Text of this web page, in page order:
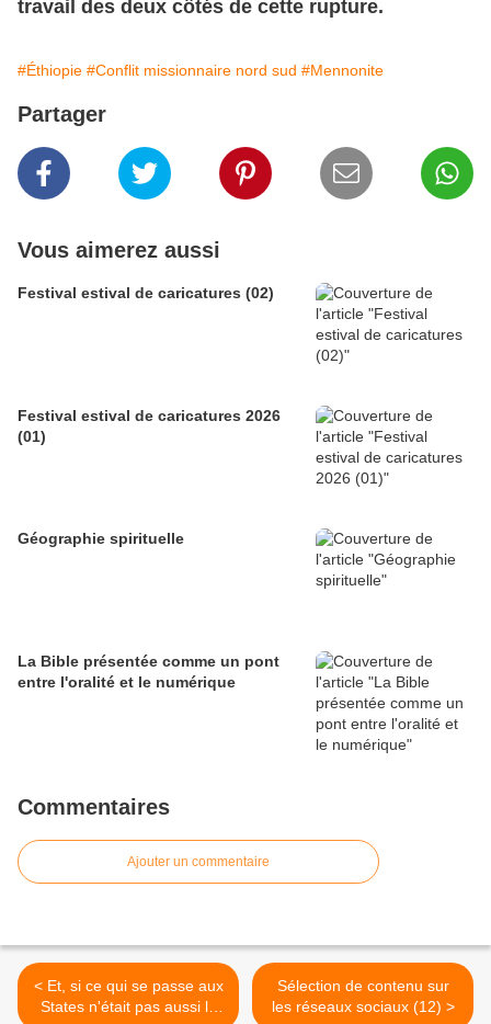
travail des deux côtés de cette rupture.
#Éthiopie #Conflit missionnaire nord sud #Mennonite
Partager
Vous aimerez aussi
Festival estival de caricatures (02)
Festival estival de caricatures 2026
(01)
Géographie spirituelle
La Bible présentée comme un pont
entre l'oralité et le numérique
Commentaires
Ajouter un commentaire
< Et, si ce qui se passe aux
States n'était pas aussi la
Sélection de contenu sur
les réseaux sociaux (12) >